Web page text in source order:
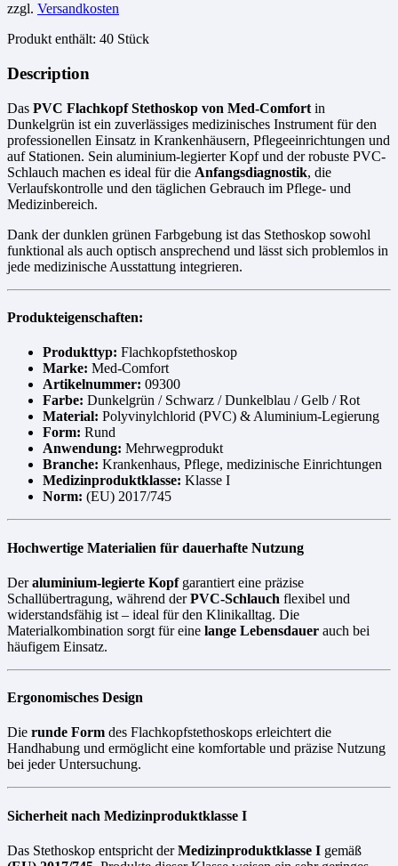
zzgl. Versandkosten
Produkt enthält: 40 Stück
Description
Das PVC Flachkopf Stethoskop von Med-Comfort in
Dunkelgrün ist ein zuverlässiges medizinisches Instrument für den
professionellen Einsatz in Krankenhäusern, Pflegeeinrichtungen und
auf Stationen. Sein aluminium-legierter Kopf und der robuste PVC-
Schlauch machen es ideal für die Anfangsdiagnostik, die
Verlaufskontrolle und den täglichen Gebrauch im Pflege- und
Medizinbereich.
Dank der dunklen grünen Farbgebung ist das Stethoskop sowohl
funktional als auch optisch ansprechend und lässt sich problemlos in
jede medizinische Ausstattung integrieren.
Produkteigenschaften:
Produkttyp: Flachkopfstethoskop
Marke: Med-Comfort
Artikelnummer: 09300
Farbe: Dunkelgrün / Schwarz / Dunkelblau / Gelb / Rot
Material: Polyvinylchlorid (PVC) & Aluminium-Legierung
Form: Rund
Anwendung: Mehrwegprodukt
Branche: Krankenhaus, Pflege, medizinische Einrichtungen
Medizinproduktklasse: Klasse I
Norm: (EU) 2017/745
Hochwertige Materialien für dauerhafte Nutzung
Deraluminium-legierte Kopfgarantiert eine präzise
Schallübertragung, während derPVC-Schlauch flexibel und
widerstandsfähig ist – ideal für den Klinikalltag. Die
Materialkombination sorgt für eine lange Lebensdauer auch bei
häufigem Einsatz.
Ergonomisches Design
Die runde Form des Flachkopfstethoskops erleichtert die
Handhabung und ermöglicht eine komfortable und präzise Nutzung
bei jeder Untersuchung.
Sicherheit nach Medizinproduktklasse I
Das Stethoskop entspricht derMedizinproduktklasse I gemäß